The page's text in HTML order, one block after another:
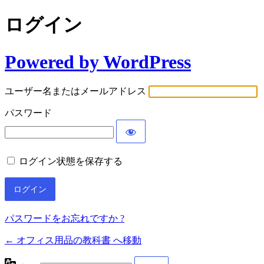
ログイン
Powered by WordPress
ユーザー名またはメールアドレス
パスワード
ログイン状態を保存する
パスワードをお忘れですか ?
← オフィス用品の教科書 へ移動